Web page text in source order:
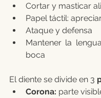
Cortar y masticar
Papel táctil:
Ataque y defensa
Mantener la
boca
El diente se divide en 3
Corona: parte